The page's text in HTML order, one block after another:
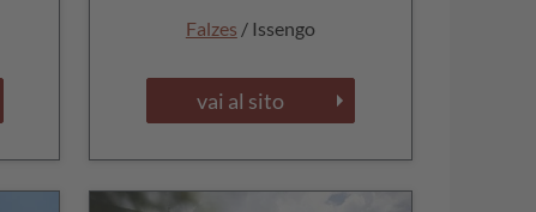
Falzes / Issengo
vai al sito